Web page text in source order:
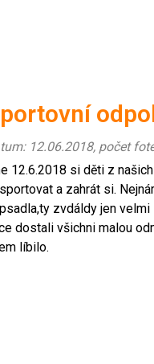
12.06.2018, počet
12.6.2018 si děti z
a zahrát si.
zvdáldy jen velmi
dostali všichni malou
líbilo.